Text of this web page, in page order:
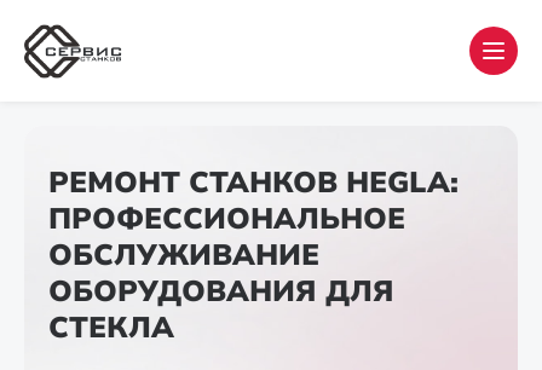
РЕМОНТ СТАНКОВ HEGLA:
ПРОФЕССИОНАЛЬНОЕ
ОБСЛУЖИВАНИЕ
ОБОРУДОВАНИЯ ДЛЯ
СТЕКЛА